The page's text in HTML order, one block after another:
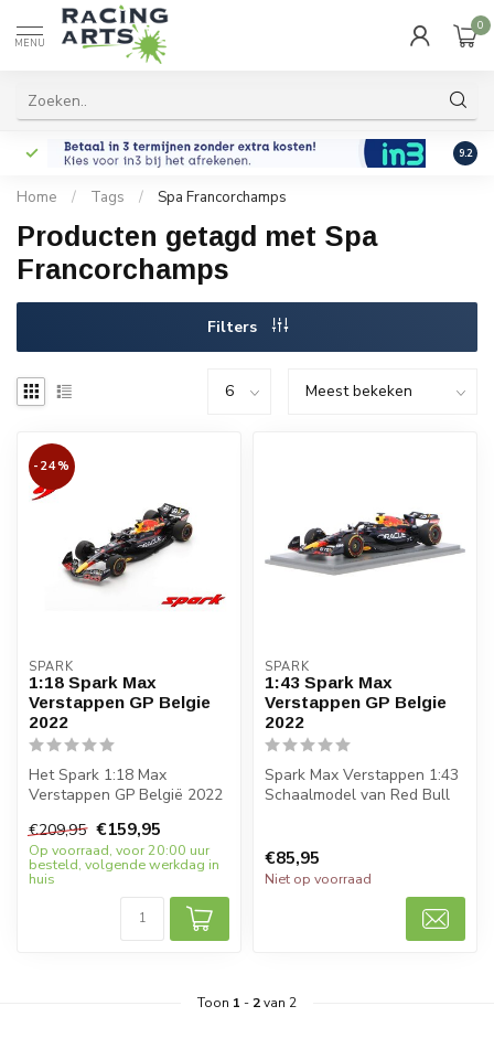
MENU
0
9.2
Home / Tags / Spa Francorchamps
Producten getagd met Spa
Francorchamps
Filters
-24%
SPARK
1:18 Spark Max
Verstappen GP Belgie
2022
Het Spark 1:18 Max
Verstappen GP België 2022
voor elke Fo...
€209,95 €159,95
Op voorraad, voor 20:00 uur
besteld, volgende werkdag in
huis
SPARK
1:43 Spark Max
Verstappen GP Belgie
2022
Spark Max Verstappen 1:43
Schaalmodel van Red Bull
€85,95
Niet op voorraad
Toon 1 - 2van 2